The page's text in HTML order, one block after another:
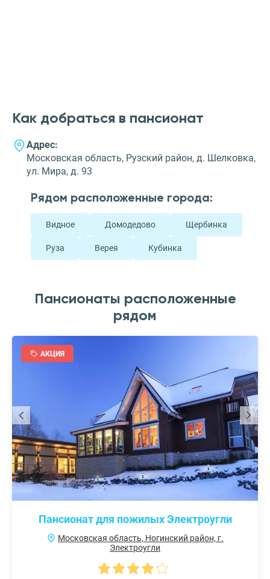
Как добраться в пансионат
Адрес:
Московская область, Рузский район, д. Шелковка,
ул. Мира, д. 93
Рядом расположенные города:
Видное Домодедово Щербинка
Руза Верея Кубинка
Пансионаты расположенные
рядом
АКЦИЯ
Пансионат для пожилых Электроугли
Московская область, Ногинский район, г.
Электроугли